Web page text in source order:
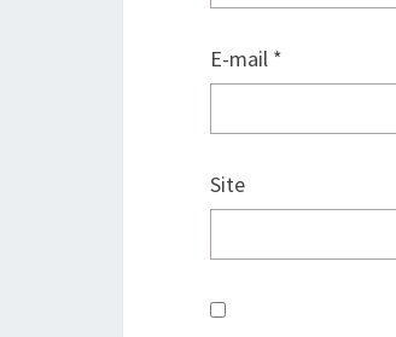
E-mail *
Site